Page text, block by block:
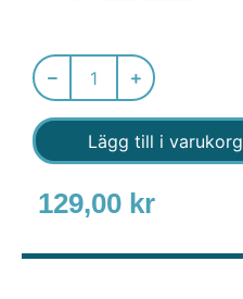
Lägg till i varukorg
129,00 kr